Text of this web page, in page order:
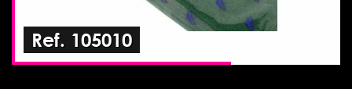
Ref. 105010